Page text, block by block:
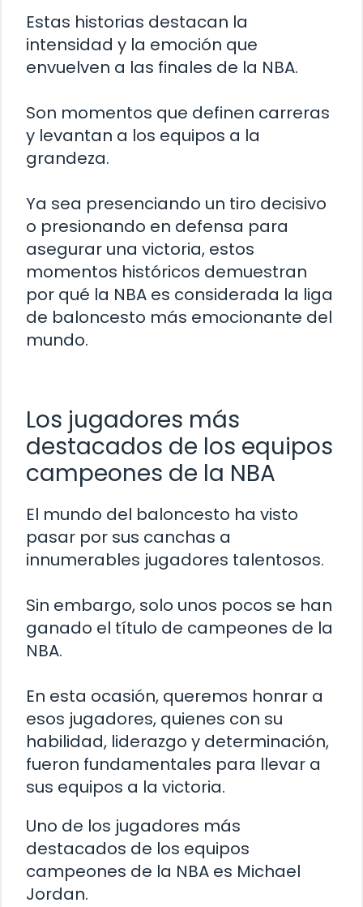
Estas historias destacan la
intensidad y la emoción que
envuelven a las finales de la NBA.
Son momentos que definen carreras
y levantan a los equipos a la
grandeza.
Ya sea presenciando un tiro decisivo
o presionando en defensa para
asegurar una victoria, estos
momentos históricos demuestran
por qué la NBA es considerada la liga
de baloncesto más emocionante del
mundo.
Los jugadores más
destacados de los equipos
campeones de la NBA
El mundo del baloncesto ha visto
pasar por sus canchas a
innumerables jugadores talentosos.
Sin embargo, solo unos pocos se han
ganado el título de campeones de la
NBA.
En esta ocasión, queremos honrar a
esos jugadores, quienes con su
habilidad, liderazgo y determinación,
fueron fundamentales para llevar a
sus equipos a la victoria.
Uno de los jugadores más
destacados de los equipos
campeones de la NBA es Michael
Jordan.